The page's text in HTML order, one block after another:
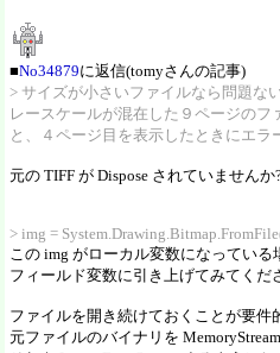
■No34879に返信(tomyさんの記事)
> サイズが小さいファイルなら問題な
レースケールが混在した９ページの
と、４ページ目を表示したときにエラ
元の TIFF が Dispose されていません
> img =
この img がローカル変数になっている
フィールド変数に引き上げてみてくだ
ファイルを開き続けておくことが要件
元ファイルのバイナリを